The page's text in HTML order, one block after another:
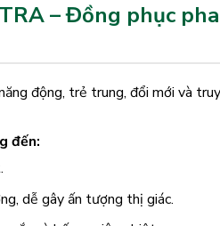
– Đồng phục
động, trẻ trung, đổi mới và
đến:
dễ gây ấn tượng thị giác.